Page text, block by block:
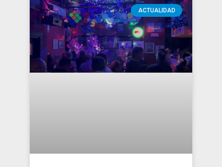
ACTUALIDAD